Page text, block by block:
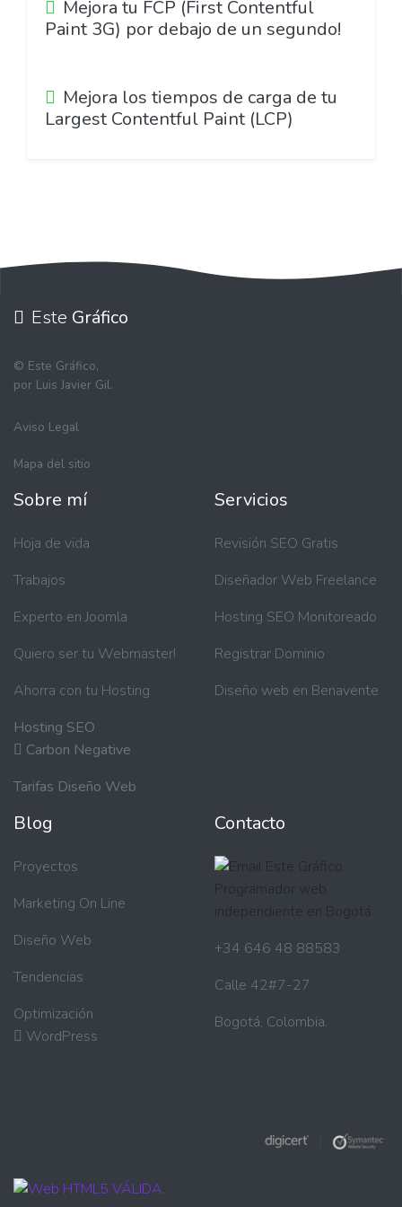
Mejora tu FCP (First Contentful
Paint 3G) por debajo de un segundo!
Mejora los tiempos de carga de tu
Largest Contentful Paint (LCP)
Este Gráfico
© Este Gráfico,
por Luis Javier Gil.
Aviso Legal
Mapa del sitio
Sobre mí
Hoja de vida
Trabajos
Experto en Joomla
Quiero ser tu Webmaster!
Ahorra con tu Hosting
Hosting SEO
Carbon Negative
Tarifas Diseño Web
Servicios
Revisión SEO Gratis
Diseñador Web Freelance
Hosting SEO Monitoreado
Registrar Dominio
Diseño web en Benavente
Blog
Proyectos
Marketing On Line
Diseño Web
Tendencias
Optimización
WordPress
Contacto
+34 646 48 88583
Calle 42#7-27
Bogotá, Colombia.